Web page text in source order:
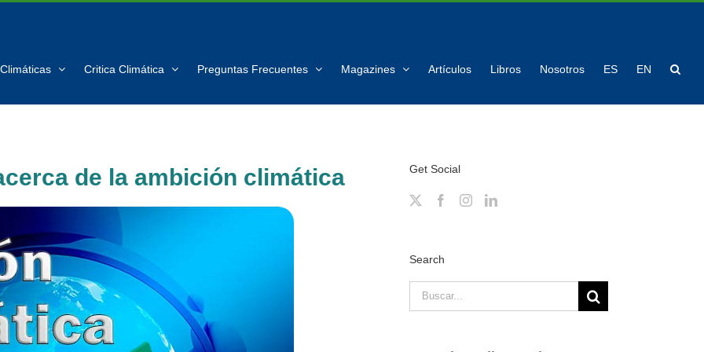
Critica Climática Preguntas Frecuentes Magazines Artículos Libros Nosotros ES EN
de la ambición climática Get Social
Search
Buscar: